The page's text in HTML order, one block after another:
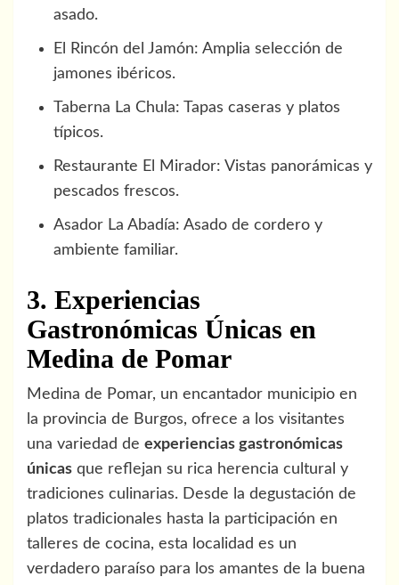
asado.
El Rincón del Jamón: Amplia selección de
jamones ibéricos.
Taberna La Chula: Tapas caseras y platos
típicos.
Restaurante El Mirador: Vistas panorámicas y
pescados frescos.
Asador La Abadía: Asado de cordero y
ambiente familiar.
3. Experiencias
Gastronómicas Únicas en
Medina de Pomar
Medina de Pomar, un encantador municipio en
la provincia de Burgos, ofrece a los visitantes
una variedad de experiencias gastronómicas
únicas que reflejan su rica herencia cultural y
tradiciones culinarias. Desde la degustación de
platos tradicionales hasta la participación en
talleres de cocina, esta localidad es un
verdadero paraíso para los amantes de la buena